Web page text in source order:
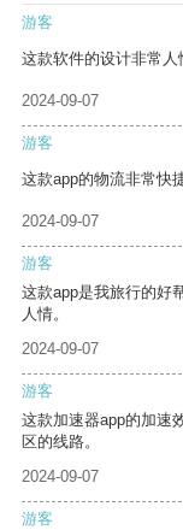
游客
这款软件的设计非常人
2024-09-07
游客
这款app的物流非常快
2024-09-07
游客
这款app是我旅行的好
人情。
2024-09-07
游客
这款加速器app的加速
区的线路。
2024-09-07
游客